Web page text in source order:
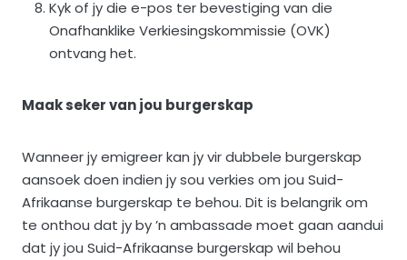
Kyk of jy die e-pos ter bevestiging van die
Onafhanklike Verkiesingskommissie (OVK)
ontvang het.
Maak seker van jou burgerskap
Wanneer jy emigreer kan jy vir dubbele burgerskap
aansoek doen indien jy sou verkies om jou Suid-
Afrikaanse burgerskap te behou. Dit is belangrik om
te onthou dat jy by ’n ambassade moet gaan aandui
dat jy jou Suid-Afrikaanse burgerskap wil behou